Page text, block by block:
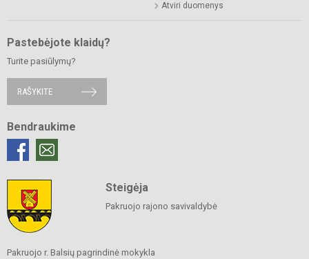
Atviri duomenys
Pastebėjote klaidų?
Turite pasiūlymų?
RAŠYKITE
Bendraukime
Steigėja
Pakruojo rajono savivaldybė
Pakruojo r. Balsių pagrindinė mokykla